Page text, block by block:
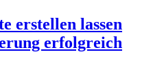
erstellen lassen
erfolgreich